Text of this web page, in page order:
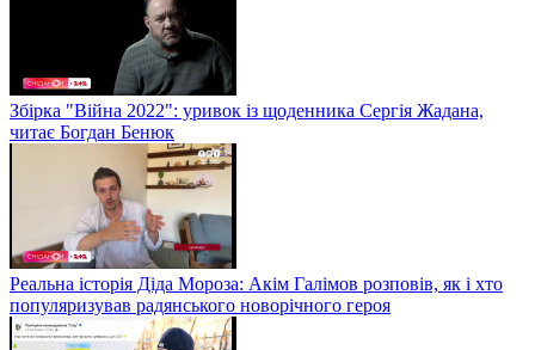
Збірка "Війна 2022": уривок із щоденника Сергія Жадана,
читає Богдан Бенюк
Реальна історія Діда Мороза: Акім Галімов розповів, як і хто
популяризував радянського новорічного героя